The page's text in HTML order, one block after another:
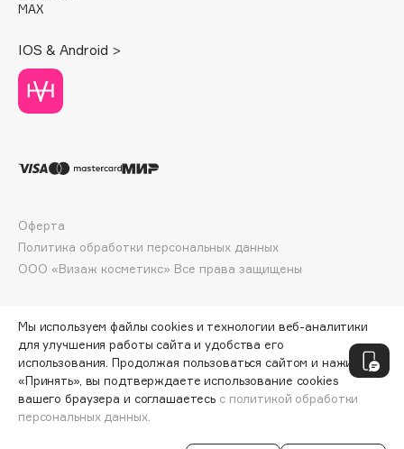
Darphin
Deonica
Dessange
Dior
Dolce & Gabbana
DP Daily Perfection
Dr. Vranjes Firenze
DSD de Luxe
Dyson
СООБЩИТЬ О ПОСТУПЛЕНИИ
MAX
IOS & Android >
ООО «Визаж косметикс» Все права защищены
Оферта
Политика обработки персональных данных
Мы используем файлы cookies и технологии веб-аналитики
для улучшения работы сайта и удобства его
использования. Продолжая пользоваться сайтом и нажимая
«Принять», вы подтверждаете использование cookies
вашего браузера и соглашаетесь с политикой обработки
персональных данных.